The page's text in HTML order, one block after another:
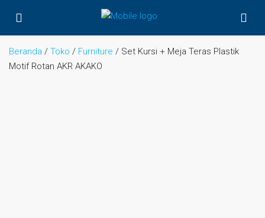
Beranda / Toko / Furniture / Set Kursi + Meja Teras Plastik
Motif Rotan AKR AKAKO